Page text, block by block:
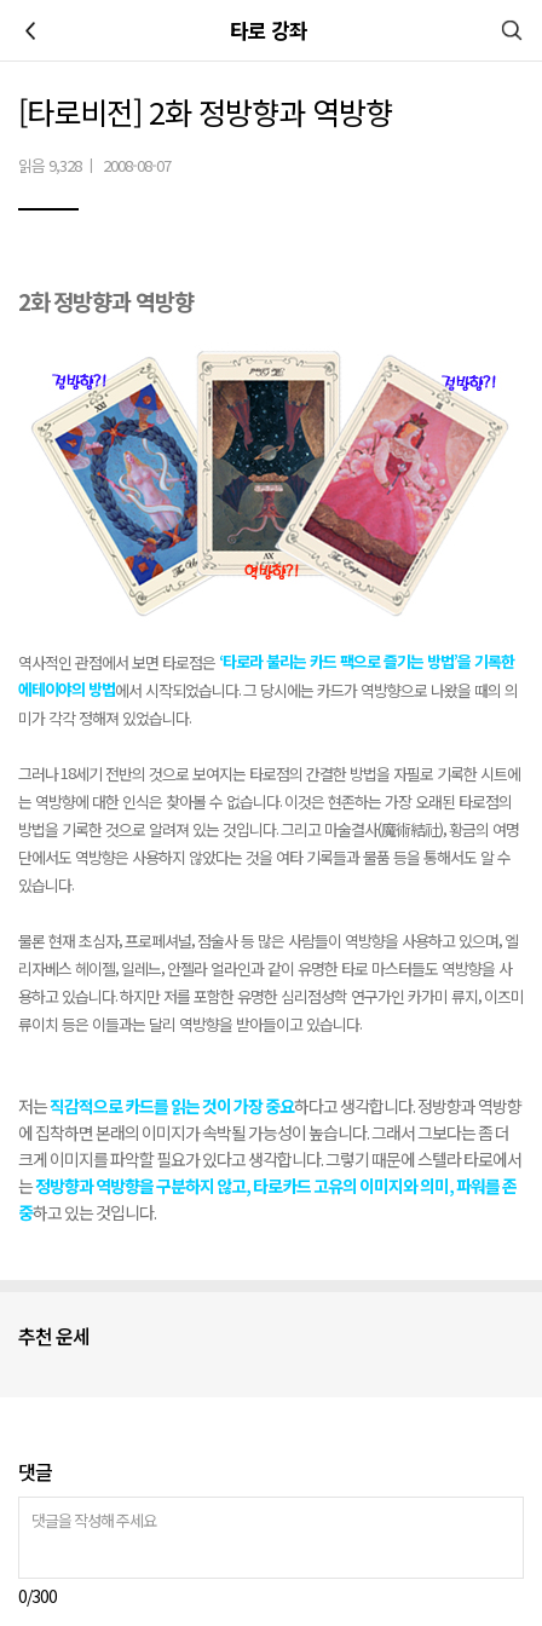
타로 강좌
[타로비전] 2화 정방향과 역방향
읽음 9,328 | 2008-08-07
2화정방향과 역방향
역사적인 관점에서 보면 타로점은 ‘타로라 불리는 카드 팩으로 즐기는 방법’을 기록한
에테이야의 방법에서 시작되었습니다.그 당시에는 카드가 역방향으로 나왔을 때의 의
미가 각각 정해져 있었습니다.
그러나18세기 전반의 것으로 보여지는 타로점의 간결한 방법을 자필로 기록한 시트에
는 역방향에 대한 인식은 찾아볼 수 없습니다.이것은 현존하는 가장 오래된 타로점의
방법을 기록한 것으로 알려져 있는 것입니다.그리고 마술결사(魔術結社),황금의 여명
단에서도 역방향은 사용하지 않았다는 것을 여타 기록들과 물품 등을 통해서도 알 수
있습니다.
물론 현재 초심자,프로페셔널,점술사 등 많은 사람들이 역방향을 사용하고 있으며,엘
리자베스 헤이젤,일레느,안젤라 얼라인과 같이 유명한 타로 마스터들도 역방향을 사
용하고 있습니다.하지만 저를 포함한 유명한 심리점성학 연구가인 카가미 류지,이즈미
류이치 등은 이들과는 달리 역방향을 받아들이고 있습니다.
저는직감적으로 카드를 읽는 것이 가장 중요하다고 생각합니다.정방향과 역방향
에 집착하면 본래의 이미지가 속박될 가능성이 높습니다.그래서 그보다는 좀 더
크게 이미지를 파악할 필요가 있다고 생각합니다.그렇기 때문에 스텔라 타로에서
는정방향과 역방향을 구분하지 않고,타로카드 고유의 이미지와 의미,파워를 존
중하고 있는 것입니다.
추천 운세
댓글
0/300